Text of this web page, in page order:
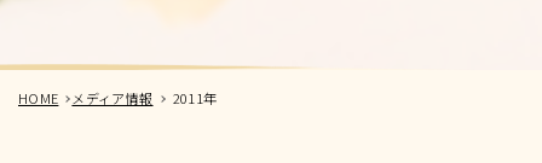
HOME メディア情報 2011年